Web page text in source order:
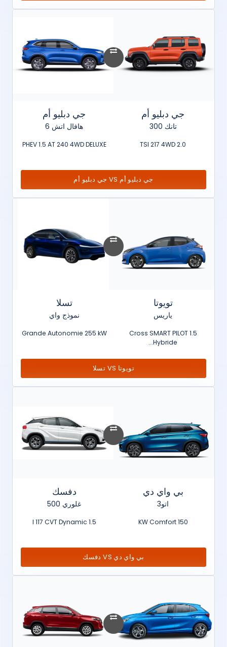
جي دبليو أم
تانك 300
2.0 TSI 217 4WD
جي دبليو أم
هافال اتش 6
PHEV 1.5 AT 240 4WD DELUXE
جي دبليو أم VS جي دبليو أم
تويوتا
ياريس
Cross SMART PILOT 1.5
Hybride...
تسلا
نموذج واي
Grande Autonomie 255 kW
تويوتا VS تسلا
بي واي دي
اتو3
150 KW Comfort
دفسك
غلوري 500
1.5 l 117 CVT Dynamic
بي واي دي VS دفسك